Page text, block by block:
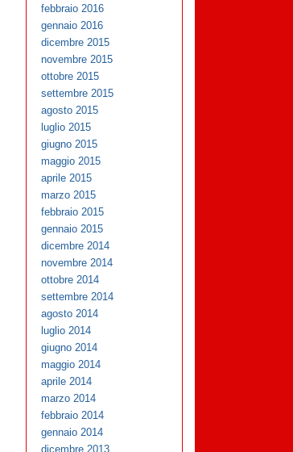
febbraio 2016
gennaio 2016
dicembre 2015
novembre 2015
ottobre 2015
settembre 2015
agosto 2015
luglio 2015
giugno 2015
maggio 2015
aprile 2015
marzo 2015
febbraio 2015
gennaio 2015
dicembre 2014
novembre 2014
ottobre 2014
settembre 2014
agosto 2014
luglio 2014
giugno 2014
maggio 2014
aprile 2014
marzo 2014
febbraio 2014
gennaio 2014
dicembre 2013